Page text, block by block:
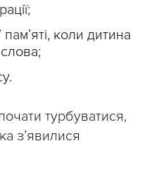
коли дитина
турбуватися,
з’явилися